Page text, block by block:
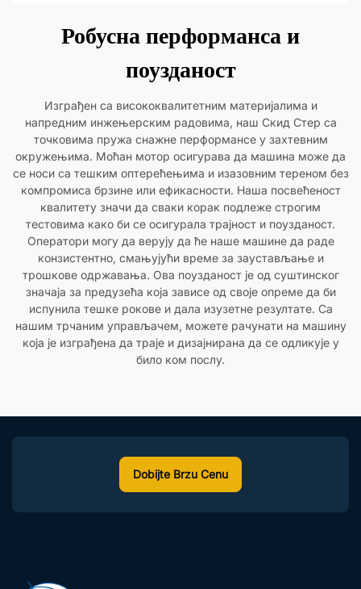
Робусна перформанса и
поузданост
Изграђен са висококвалитетним материјалима и
напредним инжењерским радовима, наш Скид Стер са
точковима пружа снажне перформансе у захтевним
окружењима. Моћан мотор осигурава да машина може да
се носи са тешким оптерећењима и изазовним тереном без
компромиса брзине или ефикасности. Наша посвећеност
квалитету значи да сваки корак подлеже строгим
тестовима како би се осигурала трајност и поузданост.
Оператори могу да верују да ће наше машине да раде
конзистентно, смањујући време за заустављање и
трошкове одржавања. Ова поузданост је од суштинског
значаја за предузећа која зависе од своје опреме да би
испунила тешке рокове и дала изузетне резултате. Са
нашим трчаним управљачем, можете рачунати на машину
која је изграђена да траје и дизајнирана да се одликује у
било ком послу.
Dobijte Brzu Cenu